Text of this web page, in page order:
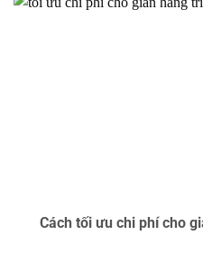
Cách tối ưu chi phí cho